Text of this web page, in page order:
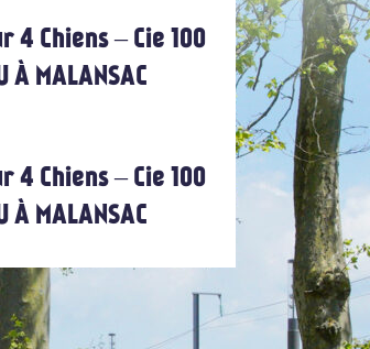
4 Chiens – Cie 100
À MALANSAC
4 Chiens – Cie 100
À MALANSAC